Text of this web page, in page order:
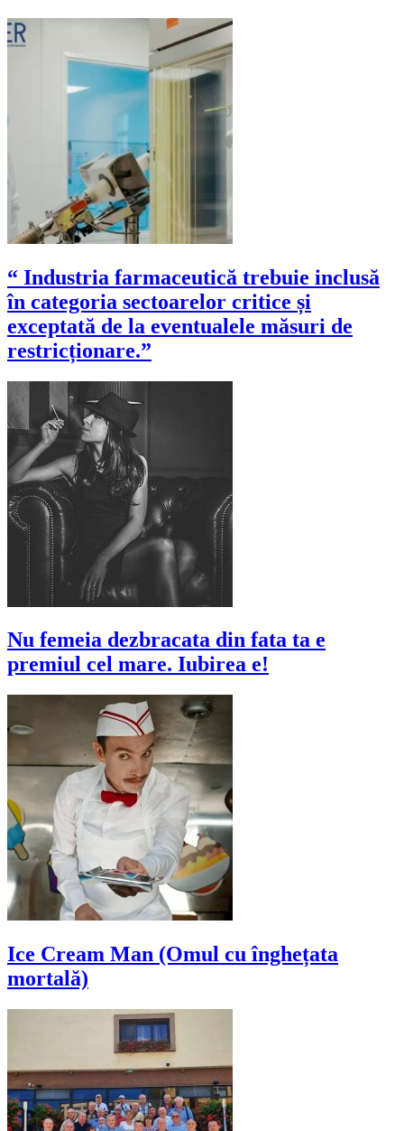
“ Industria farmaceutică trebuie inclusă
în categoria sectoarelor critice și
exceptată de la eventualele măsuri de
restricționare.”
Nu femeia dezbracata din fata ta e
premiul cel mare. Iubirea e!
Ice Cream Man (Omul cu înghețata
mortală)